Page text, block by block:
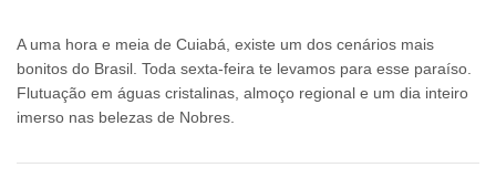
A uma hora e meia de Cuiabá, existe um dos cenários mais
bonitos do Brasil. Toda sexta-feira te levamos para esse paraíso.
Flutuação em águas cristalinas, almoço regional e um dia inteiro
imerso nas belezas de Nobres.